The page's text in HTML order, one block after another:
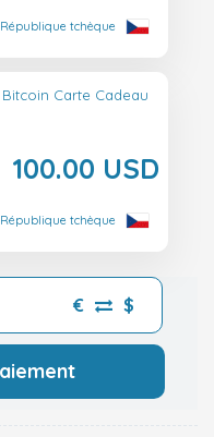
tchèque
Carte Cadeau
100.00 USD
tchèque
€ $